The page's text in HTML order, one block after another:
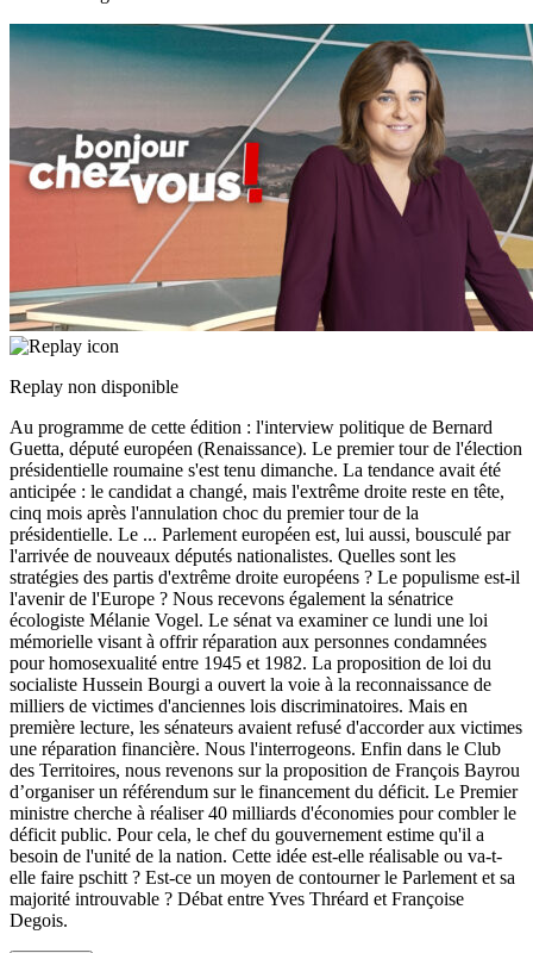
Replay non disponible
Au programme de cette édition : l'interview politique de Bernard
Guetta, député européen (Renaissance). Le premier tour de l'élection
présidentielle roumaine s'est tenu dimanche. La tendance avait été
anticipée : le candidat a changé, mais l'extrême droite reste en tête,
cinq mois après l'annulation choc du premier tour de la
présidentielle. Le ... Parlement européen est, lui aussi, bousculé par
l'arrivée de nouveaux députés nationalistes. Quelles sont les
stratégies des partis d'extrême droite européens ? Le populisme est-il
l'avenir de l'Europe ? Nous recevons également la sénatrice
écologiste Mélanie Vogel. Le sénat va examiner ce lundi une loi
mémorielle visant à offrir réparation aux personnes condamnées
pour homosexualité entre 1945 et 1982. La proposition de loi du
socialiste Hussein Bourgi a ouvert la voie à la reconnaissance de
milliers de victimes d'anciennes lois discriminatoires. Mais en
première lecture, les sénateurs avaient refusé d'accorder aux victimes
une réparation financière. Nous l'interrogeons. Enfin dans le Club
des Territoires, nous revenons sur la proposition de François Bayrou
d’organiser un référendum sur le financement du déficit. Le Premier
ministre cherche à réaliser 40 milliards d'économies pour combler le
déficit public. Pour cela, le chef du gouvernement estime qu'il a
besoin de l'unité de la nation. Cette idée est-elle réalisable ou va-t-
elle faire pschitt ? Est-ce un moyen de contourner le Parlement et sa
majorité introuvable ? Débat entre Yves Thréard et Françoise
Degois.